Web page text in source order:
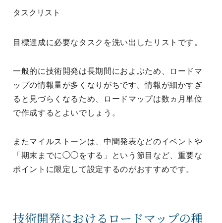
タスクリスト
目標達成に必要なタスクを洗い出したリストです。
一般的に技術開発は長期間におよぶため、ロードマ
ップの情報量が多くなりがちです。情報が細かすぎ
ると見づらくなるため、ロードマップは数ヵ月単位
で作成するとよいでしょう。
またマイルストーンは、中間発表などのイベントや
「期末までに◯◯をする」という節目など、重要な
ポイントに限定して設定するのがおすすめです。
技術開発におけるロードマップの種